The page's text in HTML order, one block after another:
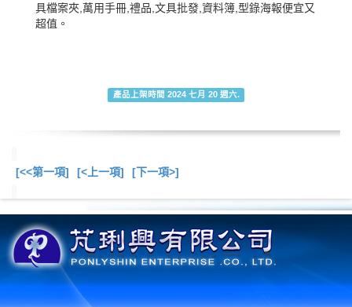
具檔案夾,萬用手冊,禮品,文具批發,資料簿,型錄海報便宜又
超值。
產品上架時間 2024 七月 20 週六.
[<<第一項] [<上一項] [下一項>]